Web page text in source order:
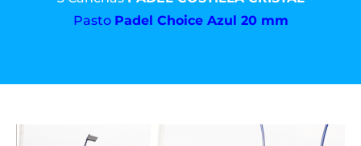
Pasto Padel Choice Azul 20 mm